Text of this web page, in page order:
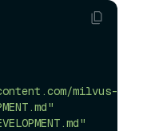
milvus-